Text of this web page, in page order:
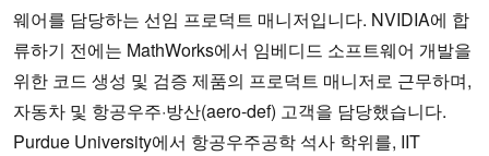
웨어를 담당하는 선임 프로덕트 매니저입니다. NVIDIA에 합
류하기 전에는 MathWorks에서 임베디드 소프트웨어 개발을
위한 코드 생성 및 검증 제품의 프로덕트 매니저로 근무하며,
자동차 및 항공우주·방산(aero-def) 고객을 담당했습니다.
Purdue University에서 항공우주공학 석사 학위를, IIT